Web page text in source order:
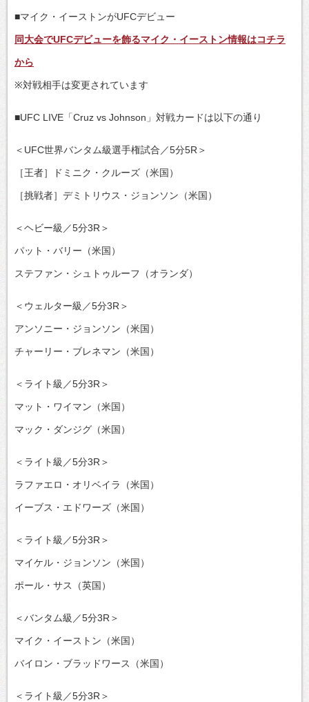
■マイク・イーストンがUFCデビュー
同大会でUFCデビューを飾るマイク・イーストン情報はコチラ
から
※対戦相手は変更されています
■UFC LIVE「Cruz vs Johnson」対戦カードは以下の通り
＜UFC世界バンタム級選手権試合／5分5R＞
［王者］ドミニク・クルーズ（米国）
［挑戦者］デミトリウス・ジョンソン（米国）
＜ヘビー級／5分3R＞
パット・バリー（米国）
ステファン・シュトゥルーフ（オランダ）
＜ウェルター級／5分3R＞
アンソニー・ジョンソン（米国）
チャーリー・ブレネマン（米国）
＜ライト級／5分3R＞
マット・ワイマン（米国）
マック・ダンジグ（米国）
＜ライト級／5分3R＞
ラファエロ・オリベイラ（米国）
イーブス・エドワーズ（米国）
＜ライト級／5分3R＞
マイケル・ジョンソン（米国）
ポール・サス（英国）
＜バンタム級／5分3R＞
マイク・イーストン（米国）
バイロン・ブラッドワース（米国）
＜ライト級／5分3R＞